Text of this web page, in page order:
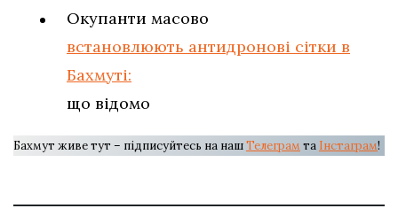
Окупанти масово
встановлюють антидронові сітки в
Бахмуті:
що відомо
Бахмут живе тут – підписуйтесь на нашТелеграм та Інстаграм!